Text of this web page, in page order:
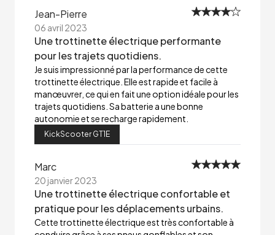
Jean-Pierre
06 avril 2023
Une trottinette électrique performante
pour les trajets quotidiens.
Je suis impressionné par la performance de cette
trottinette électrique. Elle est rapide et facile à
manœuvrer, ce qui en fait une option idéale pour les
trajets quotidiens. Sa batterie a une bonne
autonomie et se recharge rapidement.
KickScooter GT1E
Marc
20 janvier 2023
Une trottinette électrique confortable et
pratique pour les déplacements urbains.
Cette trottinette électrique est très confortable à